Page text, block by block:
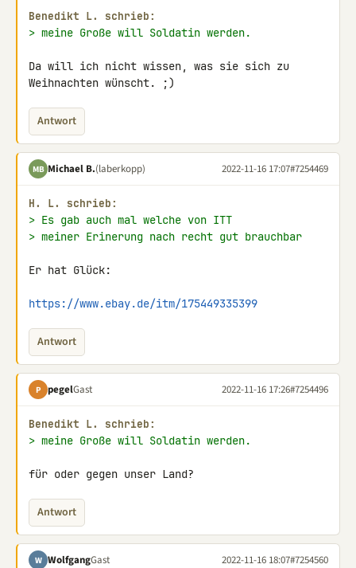
Benedikt L. schrieb:
> meine Große will Soldatin werden.
Da will ich nicht wissen, was sie sich zu
Weihnachten wünscht. ;)
Antwort
MB Michael B.(laberkopp) 2022-11-16 17:07#7254469
H. L. schrieb:
> Es gab auch mal welche von ITT
> meiner Erinerung nach recht gut brauchbar
Er hat Glück:
https://www.ebay.de/itm/175449335399
Antwort
P pegelGast 2022-11-16 17:26#7254496
Benedikt L. schrieb:
> meine Große will Soldatin werden.
für oder gegen unser Land?
Antwort
W WolfgangGast 2022-11-16 18:07#7254560